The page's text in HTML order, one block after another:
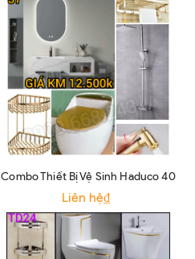
Combo Thiết Bị Vệ Sinh Haduco 40
Liên hệ₫